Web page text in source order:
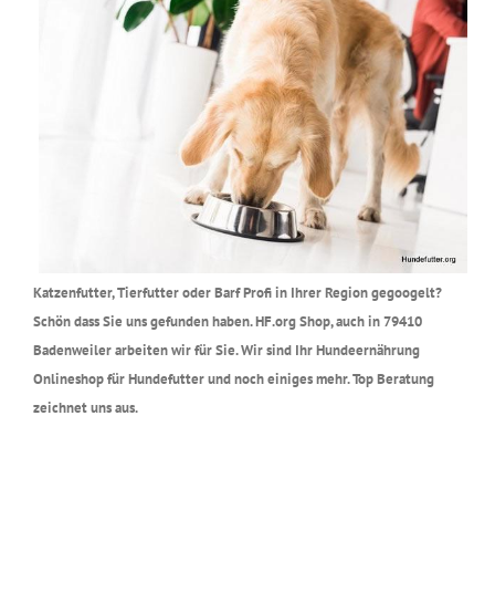
Katzenfutter, Tierfutter oder Barf Profi in Ihrer Region gegoogelt?
Schön dass Sie uns gefunden haben. HF.org Shop, auch in 79410
Badenweiler arbeiten wir für Sie. Wir sind Ihr Hundeernährung
Onlineshop für Hundefutter und noch einiges mehr. Top Beratung
zeichnet uns aus.